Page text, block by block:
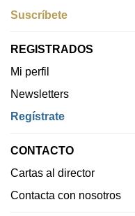
Suscríbete
REGISTRADOS
Mi perfil
Newsletters
Regístrate
CONTACTO
Cartas al director
Contacta con nosotros